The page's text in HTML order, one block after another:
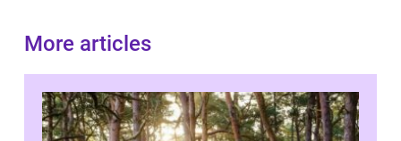
More articles